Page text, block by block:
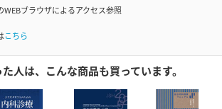
ブラウザによるアクセス参照
こちら
人は、こんな商品も買っています。